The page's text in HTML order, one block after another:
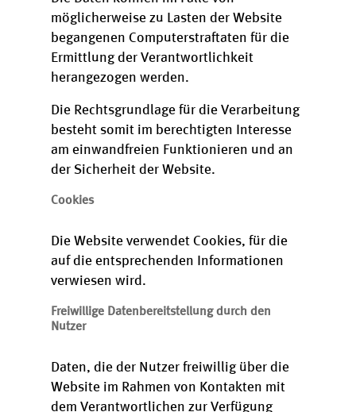
möglicherweise zu Lasten der Website
begangenen Computerstraftaten für die
Ermittlung der Verantwortlichkeit
herangezogen werden.
Die Rechtsgrundlage für die Verarbeitung
besteht somit im berechtigten Interesse
am einwandfreien Funktionieren und an
der Sicherheit der Website.
Cookies
Die Website verwendet Cookies, für die
auf die entsprechenden Informationen
verwiesen wird.
Freiwillige Datenbereitstellung durch den
Nutzer
Daten, die der Nutzer freiwillig über die
Website im Rahmen von Kontakten mit
dem Verantwortlichen zur Verfügung